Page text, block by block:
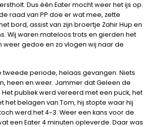
Dus één Eater mocht weer het ijs op.
raad van PP doe er wat mee, zette
bord, assist van zijn broertje Zahir Hup en
Wij waren mateloos trots en gierden het
weer gedoe en zo vlogen wij naar de
tweede periode, helaas gevangen. Niets
heen en weer. Jammer dat Geleen de
Het publiek werd vereerd met een puck, het
het belagen van Tom, hij stopte waar hij
werd het 4-3. Weer een kans voor de
een Eater 4 minuten opleverde. Daar was